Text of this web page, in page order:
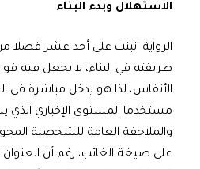
الاستهلال وبدء البناء
الرواية انبنت على أحد عشر
طريقته في البناء، لا يجعل فيه
الأنفاس، لذا هو يدخل مباشرة في
مستخدما المستوى الإخباري الذي
والملاحقة العامة للشخصية
على صيغة الغائب، رغم أن